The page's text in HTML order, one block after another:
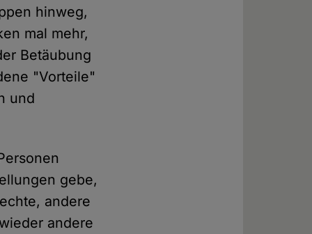
hinweg,
mal mehr,
Betäubung
"Vorteile"
und
gebe,
andere
andere